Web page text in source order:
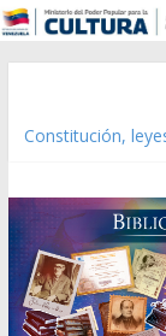
Constitución,
Modesta Bor
Gaceta Oficial de
Caracas 09 de
Catálogo